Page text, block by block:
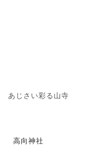
あじさい彩る山寺
高向神社